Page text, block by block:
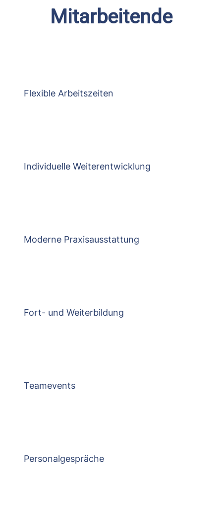
Mitarbeitende
Flexible Arbeitszeiten
Individuelle Weiterentwicklung
Moderne Praxisausstattung
Fort- und Weiterbildung
Teamevents
Personalgespräche